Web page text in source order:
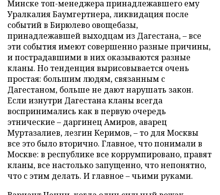
Минске топ-менеджера принадлежавшего ему
Уралкалия Баумгертнера, ликвидация после
событий в Бирюлево овощебазы,
принадлежавшей выходцам из Дагестана, – все
эти события имеют совершенно разные причины,
и пострадавшими в них оказываются разные
кланы. Но тенденция вырисовывается очень
простая: большим людям, связанным с
Дагестаном, больше не дают нарушать закон.
Если изнутри Дагестана кланы всегда
воспринимались как в первую очередь
этнические – даргинец Амиров, аварец
Муртазалиев, лезгин Керимов, – то для Москвы
все это было вторично. Главное, что понимали в
Москве: в республике все коррумпировано, правят
кланы, все настолько запущенно, что непонятно,
что с этим делать. И главное – чьими руками.